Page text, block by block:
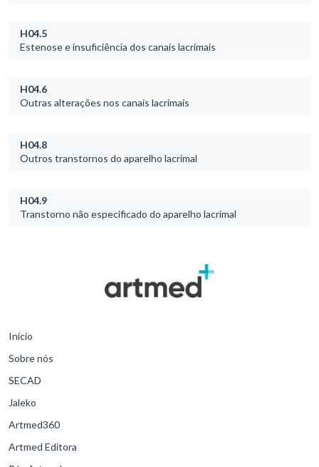
H04.5
Estenose e insuficiência dos canais lacrimais
H04.6
Outras alterações nos canais lacrimais
H04.8
Outros transtornos do aparelho lacrimal
H04.9
Transtorno não especificado do aparelho lacrimal
Início
Sobre nós
SECAD
Jaleko
Artmed360
Artmed Editora